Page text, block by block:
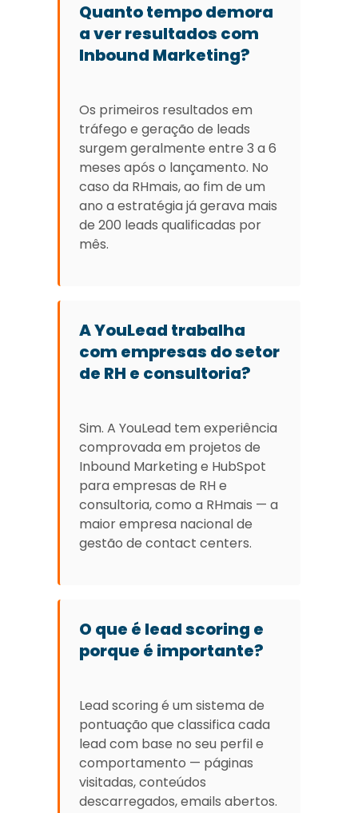
Quanto tempo demora
a ver resultados com
Inbound Marketing?
Os primeiros resultados em
tráfego e geração de leads
surgem geralmente entre 3 a 6
meses após o lançamento. No
caso da RHmais, ao fim de um
ano a estratégia já gerava mais
de 200 leads qualificadas por
mês.
A YouLead trabalha
com empresas do setor
de RH e consultoria?
Sim. A YouLead tem experiência
comprovada em projetos de
Inbound Marketing e HubSpot
para empresas de RH e
consultoria, como a RHmais — a
maior empresa nacional de
gestão de contact centers.
O que é lead scoring e
porque é importante?
Lead scoring é um sistema de
pontuação que classifica cada
lead com base no seu perfil e
comportamento — páginas
visitadas, conteúdos
descarregados, emails abertos.